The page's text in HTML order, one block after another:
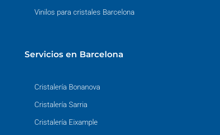
Vinilos para cristales Barcelona
Servicios en Barcelona
Cristalería Bonanova
Cristalería Sarria
Cristalería Eixample